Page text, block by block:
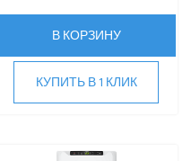
В КОРЗИНУ
КУПИТЬ В 1 КЛИК